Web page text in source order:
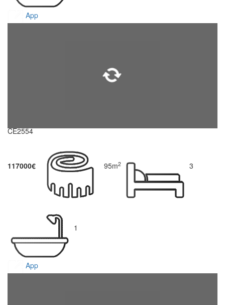
App
CE2554
117000€ 95m2 3
1
App